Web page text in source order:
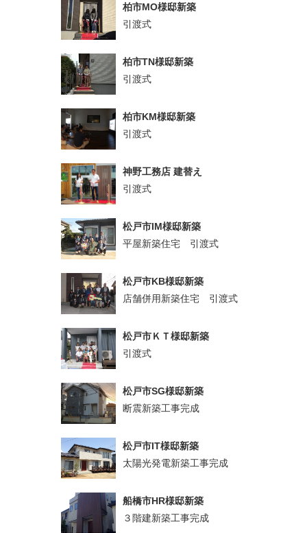
柏市MO様邸新築
引渡式
柏市TN様邸新築
引渡式
柏市KM様邸新築
引渡式
神野工務店 建替え
引渡式
松戸市IM様邸新築
平屋新築住宅 引渡式
松戸市KB様邸新築
店舗併用新築住宅 引渡式
松戸市ＫＴ様邸新築
引渡式
松戸市SG様邸新築
断震新築工事完成
松戸市IT様邸新築
太陽光発電新築工事完成
船橋市HR様邸新築
３階建新築工事完成